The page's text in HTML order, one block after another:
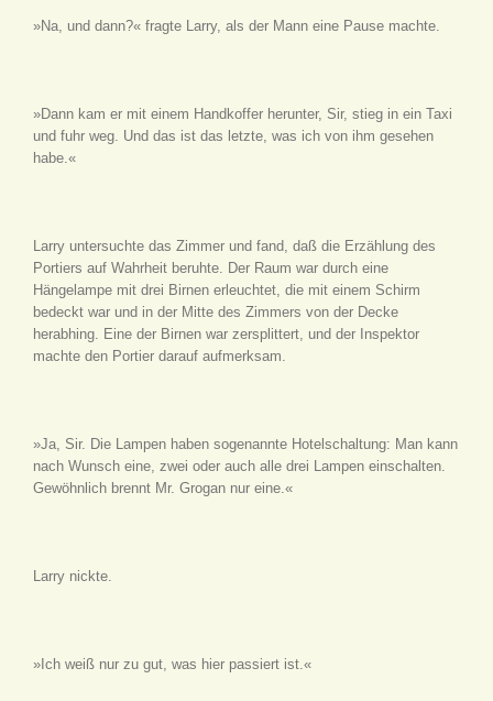
»Na, und dann?« fragte Larry, als der Mann eine Pause machte.
»Dann kam er mit einem Handkoffer herunter, Sir, stieg in ein Taxi
und fuhr weg. Und das ist das letzte, was ich von ihm gesehen
habe.«
Larry untersuchte das Zimmer und fand, daß die Erzählung des
Portiers auf Wahrheit beruhte. Der Raum war durch eine
Hängelampe mit drei Birnen erleuchtet, die mit einem Schirm
bedeckt war und in der Mitte des Zimmers von der Decke
herabhing. Eine der Birnen war zersplittert, und der Inspektor
machte den Portier darauf aufmerksam.
»Ja, Sir. Die Lampen haben sogenannte Hotelschaltung: Man kann
nach Wunsch eine, zwei oder auch alle drei Lampen einschalten.
Gewöhnlich brennt Mr. Grogan nur eine.«
Larry nickte.
»Ich weiß nur zu gut, was hier passiert ist.«